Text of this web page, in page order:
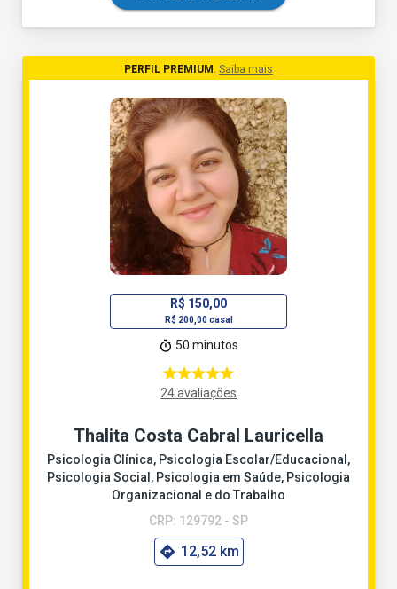
PERFIL PREMIUM Saiba mais
R$ 150,00
R$ 200,00 casal
50 minutos
24 avaliações
Thalita Costa Cabral Lauricella
Psicologia Clínica, Psicologia Escolar/Educacional,
Psicologia Social, Psicologia em Saúde, Psicologia
Organizacional e do Trabalho
CRP: 129792 - SP
12,52 km